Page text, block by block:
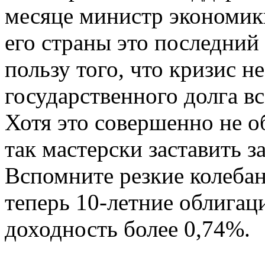
месяце министр
его страны это
пользу того, что кризис
государственного долга
Хотя это совершенно не
так мастерски заставить
Вспомните резкие
теперь 10-летние
доходность более 0,74%.